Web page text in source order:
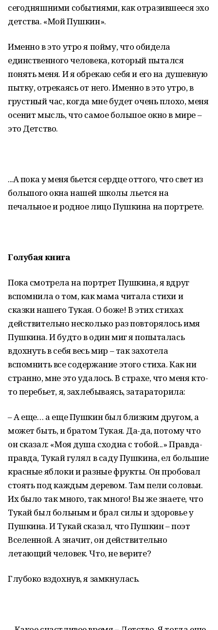
сегодняшними событиями, как отразившееся эхо
детства. «Мой Пушкин».
Именно в это утро я пойму, что обидела
единственного человека, который пытался
понять меня. И я обрекаю себя и его на душевную
пытку, отрекаясь от него. Именно в это утро, в
грустный час, когда мне будет очень плохо, меня
осенит мысль, что самое большое окно в мире –
это Детство.
...А пока у меня бьется сердце оттого, что свет из
большого окна нашей школы льется на
печальное и родное лицо Пушкина на портрете.
Голубая книга
Пока смотрела на портрет Пушкина, я вдруг
вспомнила о том, как мама читала стихи и
сказки нашего Тукая. О боже! В этих стихах
действительно несколько раз повторялось имя
Пушкина. И будто в один миг я попыталась
вдохнуть в себя весь мир – так захотела
вспомнить все содержание этого стиха. Как ни
странно, мне это удалось. В страхе, что меня кто-
то перебьет, я, захлебываясь, затараторила:
– А еще… а еще Пушкин был близким другом, а
может быть, и братом Тукая. Да-да, потому что
он сказал: «Моя душа сходна с тобой...» Правда-
правда, Тукай гулял в саду Пушкина, ел большие
красные яблоки и разные фрукты. Он пробовал
стоять под каждым деревом. Там пели соловьи.
Их было так много, так много! Вы же знаете, что
Тукай был больным и брал силы и здоровье у
Пушкина. И Тукай сказал, что Пушкин – поэт
Вселенной. А значит, он действительно
летающий человек. Что, не верите?
Глубоко вздохнув, я замкнулась.